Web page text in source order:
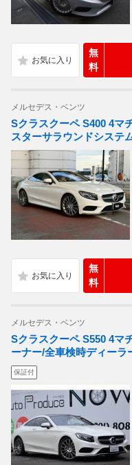
無
料
メルセデス・ベンツ
Sクラスクーペ S400 4マ
スターサラウンドシステ
無
料
メルセデス・ベンツ
Sクラスクーペ S550 4マ
ーナー/全車検時ディーラ
保証付